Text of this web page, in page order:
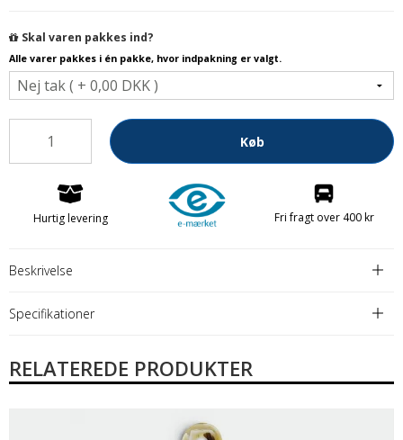
Skal varen pakkes ind?
Alle varer pakkes i én pakke, hvor indpakning er valgt.
Køb
Hurtig levering Fri fragt over 400 kr
Beskrivelse
Specifikationer
RELATEREDE PRODUKTER